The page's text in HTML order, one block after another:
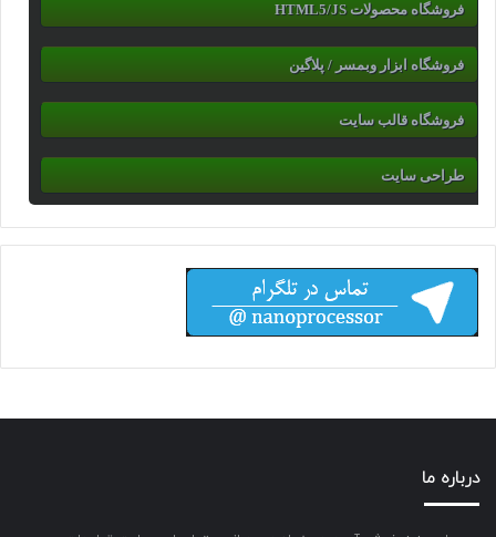
فروشگاه محصولات HTML5/JS
فروشگاه ابزار وبمسر / پلاگین
فروشگاه قالب سایت
طراحی سایت
درباره ما